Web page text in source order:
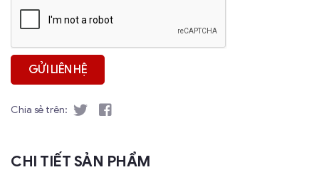
Chia sẻ trên:
CHI TIẾT SẢN PHẨM